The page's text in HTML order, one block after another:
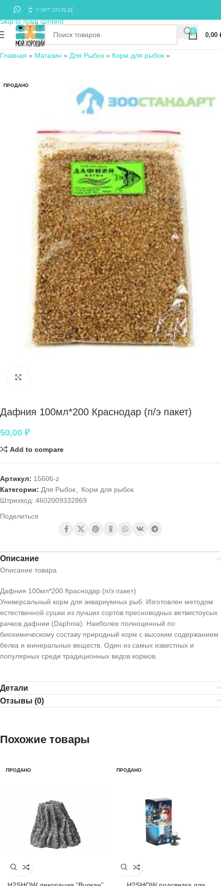
Skip to navigation
Skip to main content
+7 (977) 677-72-21
0
0,00
Главная » Магазин » Для Рыбок » Корм для рыбок »
ПРОДАНО
Дафния 100мл*200 Краснодар (п/э пакет)
50,00 ₽
Add to compare
Артикул: 15606-z
Категории: Для Рыбок
Корм для рыбок
Штрихкод: 4602009332869
Поделиться
Описание
Описание товара
Дафния 100мл*200 Краснодар (п/э пакет)
Универсальный корм для аквариумных рыб. Изготовлен методом
естественной сушки из лучших сортов пресноводных ветвистоусых
рачков дафнии (Daphnia). Наиболее полноценный по
биохимическому составу природный корм с высоким содержанием
белка и минеральных веществ. Один из самых известных и
популярных среди традиционных видов кормов.
Детали
Отзывы (0)
Похожие товары
ПРОДАНО ПРОДАНО